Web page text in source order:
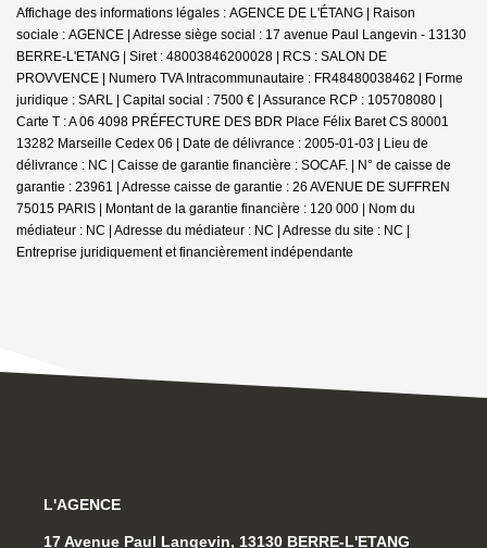
Affichage des informations légales : AGENCE DE L'ÉTANG | Raison
sociale : AGENCE | Adresse siège social : 17 avenue Paul Langevin - 13130
BERRE-L'ETANG | Siret : 48003846200028 | RCS : SALON DE
PROVVENCE | Numero TVA Intracommunautaire : FR48480038462 | Forme
juridique : SARL | Capital social : 7500 € | Assurance RCP : 105708080 |
Carte T : A 06 4098 PRÉFECTURE DES BDR Place Félix Baret CS 80001
13282 Marseille Cedex 06 | Date de délivrance : 2005-01-03 | Lieu de
délivrance : NC | Caisse de garantie financière : SOCAF. | N° de caisse de
garantie : 23961 | Adresse caisse de garantie : 26 AVENUE DE SUFFREN
75015 PARIS | Montant de la garantie financière : 120 000 | Nom du
médiateur : NC | Adresse du médiateur : NC | Adresse du site : NC |
Entreprise juridiquement et financièrement indépendante
L'AGENCE
17 Avenue Paul Langevin, 13130 BERRE-L'ETANG